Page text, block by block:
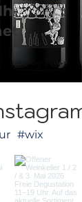
#wix